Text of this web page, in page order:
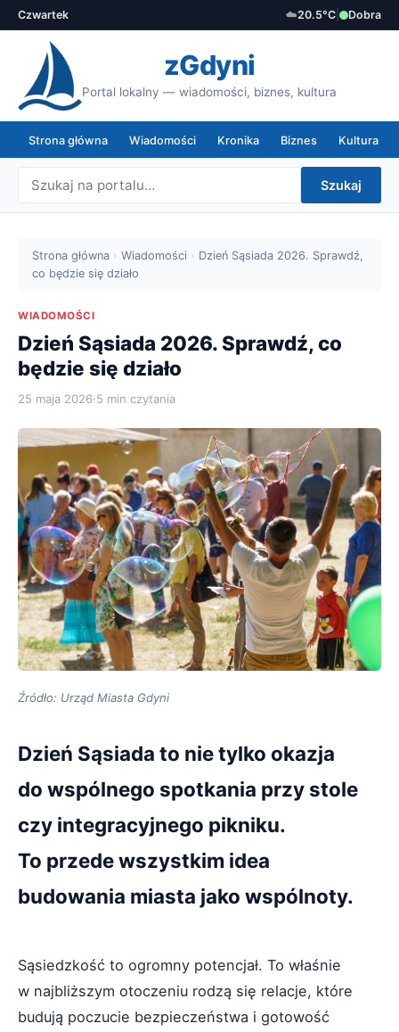
Czwartek ☁️20.5°C Dobra
zGdyni
Portal lokalny — wiadomości, biznes, kultura
Strona główna Wiadomości Kronika Biznes Kultura
Szukaj
Strona główna › Wiadomości › Dzień Sąsiada 2026. Sprawdź,
co będzie się działo
WIADOMOŚCI
Dzień Sąsiada 2026. Sprawdź, co
będzie się działo
25 maja 2026·5 min czytania
Źródło: Urząd Miasta Gdyni
Dzień Sąsiada to nie tylko okazja
do wspólnego spotkania przy stole
czy integracyjnego pikniku.
To przede wszystkim idea
budowania miasta jako wspólnoty.
Sąsiedzkość to ogromny potencjał. To właśnie
w najbliższym otoczeniu rodzą się relacje, które
budują poczucie bezpieczeństwa i gotowość